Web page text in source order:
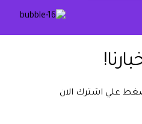
علي اشترك الان